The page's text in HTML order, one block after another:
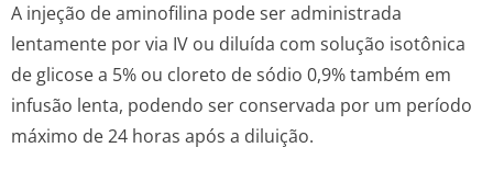
A injeção de aminofilina pode ser administrada
lentamente por via IV ou diluída com solução isotônica
de glicose a 5% ou cloreto de sódio 0,9% também em
infusão lenta, podendo ser conservada por um período
máximo de 24 horas após a diluição.